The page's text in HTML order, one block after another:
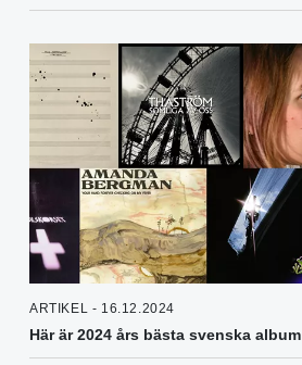
ARTIKEL - 16.12.2024
Här är 2024 års bästa svenska album